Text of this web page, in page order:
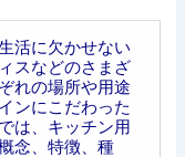
活に欠かせない
スなどのさまざ
れの場所や用途
ンにこだわった
は、キッチン用
念、特徴、種